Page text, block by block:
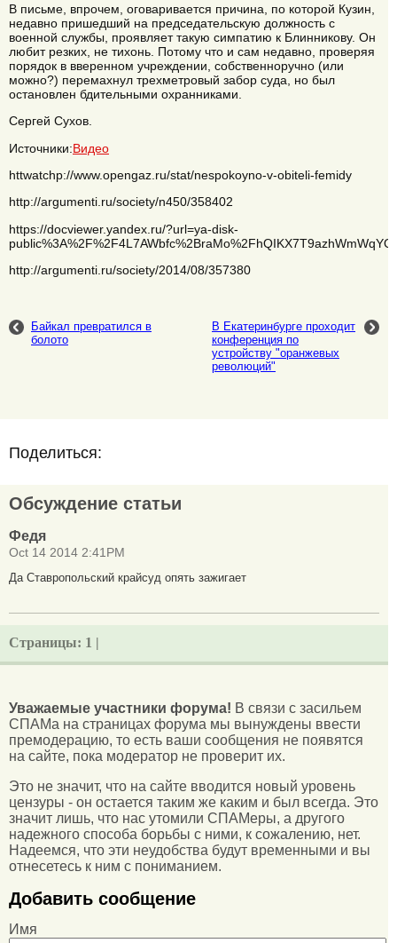
В письме, впрочем, оговаривается причина, по которой Кузин,
недавно пришедший на председательскую должность с
военной службы, проявляет такую симпатию к Блинникову. Он
любит резких, не тихонь. Потому что и сам недавно, проверяя
порядок в вверенном учреждении, собственноручно (или
можно?) перемахнул трехметровый забор суда, но был
остановлен бдительными охранниками.
Сергей Сухов.
Источники:Видео
httwatchp://www.opengaz.ru/stat/nespokoyno-v-obiteli-femidy
http://argumenti.ru/society/n450/358402
https://docviewer.yandex.ru/?url=ya-disk-
http://argumenti.ru/society/2014/08/357380
Байкал превратился в
болото
В Екатеринбурге проходит
конференция по
устройству "оранжевых
революций"
Поделиться:
Обсуждение статьи
Федя
Oct 14 2014 2:41PM
Да Ставропольский крайсуд опять зажигает
Страницы: 1 |
Уважаемые участники форума! В связи с засильем
СПАМа на страницах форума мы вынуждены ввести
премодерацию, то есть ваши сообщения не появятся
на сайте, пока модератор не проверит их.
Это не значит, что на сайте вводится новый уровень
цензуры - он остается таким же каким и был всегда. Это
значит лишь, что нас утомили СПАМеры, а другого
надежного способа борьбы с ними, к сожалению, нет.
Надеемся, что эти неудобства будут временными и вы
отнесетесь к ним с пониманием.
Добавить сообщение
Имя